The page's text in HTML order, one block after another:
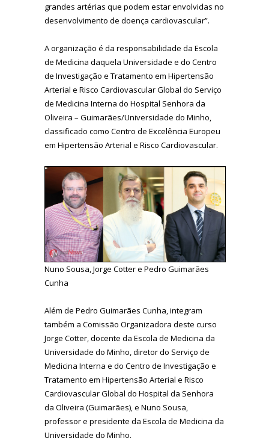
grandes artérias que podem estar envolvidas no
desenvolvimento de doença cardiovascular”.
A organização é da responsabilidade da Escola
de Medicina daquela Universidade e do Centro
de Investigação e Tratamento em Hipertensão
Arterial e Risco Cardiovascular Global do Serviço
de Medicina Interna do Hospital Senhora da
Oliveira – Guimarães/Universidade do Minho,
classificado como Centro de Excelência Europeu
em Hipertensão Arterial e Risco Cardiovascular.
Nuno Sousa, Jorge Cotter e Pedro Guimarães
Cunha
Além de Pedro Guimarães Cunha, integram
também a Comissão Organizadora deste curso
Jorge Cotter, docente da Escola de Medicina da
Universidade do Minho, diretor do Serviço de
Medicina Interna e do Centro de Investigação e
Tratamento em Hipertensão Arterial e Risco
Cardiovascular Global do Hospital da Senhora
da Oliveira (Guimarães), e Nuno Sousa,
professor e presidente da Escola de Medicina da
Universidade do Minho.